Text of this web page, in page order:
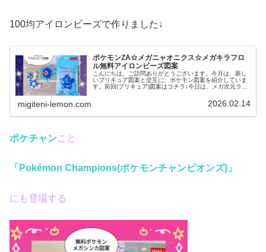
100均アイロンビーズで作りました↓
ポケモンZA☆メガニャオニクス☆メガキラフロ
ル無料アイロンビーズ図案
こんにちは。ご訪問ありがとうございます。今月は、新し
いプリキュア図案と交互に、ポケモン図案を紹介していま
す。前回(プリキュア)図案はコチラ↓今日は、メガ次元ラッ
migiteni-lemon.com 2026.02.14
ポケチャンこと
「Pokémon Champions(ポケモンチャンピオンズ)」
にも登場する